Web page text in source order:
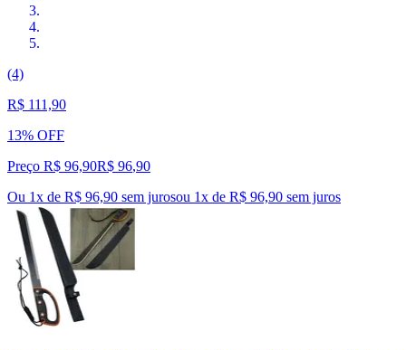
(4)
R$ 111,90
13% OFF
Preço R$ 96,90R$ 96,90
Ou 1x de R$ 96,90 sem jurosou 1x de R$ 96,90 sem juros